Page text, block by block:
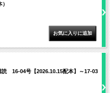
読 16-04号【2026.10.15配本】～17-03